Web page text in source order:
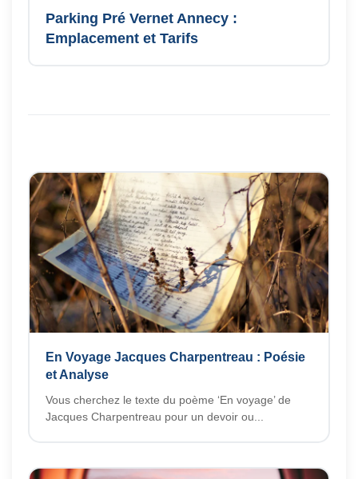
Parking Pré Vernet Annecy :
Emplacement et Tarifs
En Voyage Jacques Charpentreau : Poésie
et Analyse
Vous cherchez le texte du poème ‘En voyage’ de
Jacques Charpentreau pour un devoir ou...